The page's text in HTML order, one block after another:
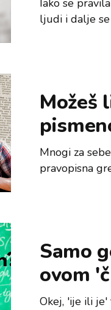
ljudi i dalje
Možeš
Mnogi za
pravopisna
Samo
ovom
Okej, 'ije ili je'